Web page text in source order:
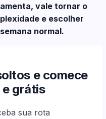
vale tornar o
e escolher
normal.
e comece
e grátis
sua rota